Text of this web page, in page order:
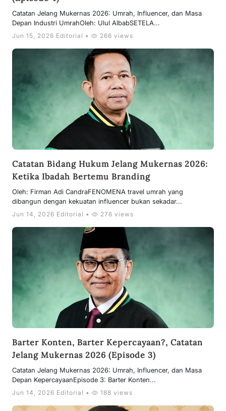
Catatan Jelang Mukernas 2026: Umrah, Influencer, dan Masa
Depan Industri UmrahOleh: Ulul AlbabSETELA...
Jun 15, 2026 Editorial • 266 views
Catatan Bidang Hukum Jelang Mukernas 2026:
Ketika Ibadah Bertemu Branding
Oleh: Firman Adi CandraFENOMENA travel umrah yang
dibangun dengan kekuatan influencer bukan sekadar...
Jun 14, 2026 Editorial • 276 views
Barter Konten, Barter Kepercayaan?, Catatan
Jelang Mukernas 2026 (Episode 3)
Catatan Jelang Mukernas 2026: Umrah, Influencer, dan Masa
Depan KepercayaanEpisode 3: Barter Konten...
Jun 14, 2026 Editorial • 188 views